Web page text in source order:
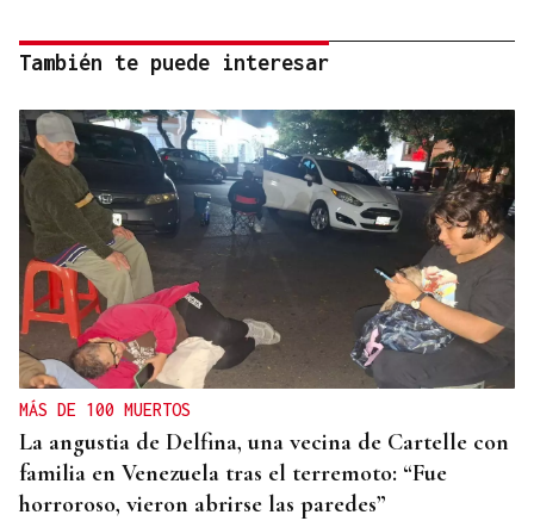
También te puede interesar
MÁS DE 100 MUERTOS
La angustia de Delfina, una vecina de Cartelle con
familia en Venezuela tras el terremoto: “Fue
horroroso, vieron abrirse las paredes”